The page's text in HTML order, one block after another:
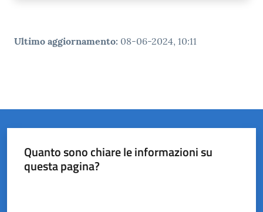
Ultimo aggiornamento: 08-06-2024, 10:11
Quanto sono chiare le informazioni su
questa pagina?